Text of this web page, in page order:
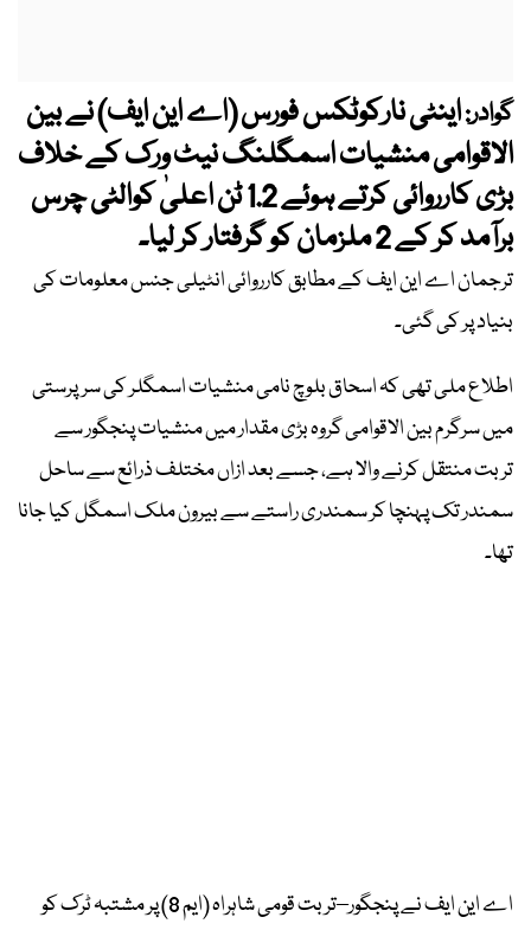
گوادر:اینٹی نارکوٹکس فورس (اے این ایف) نے بین
الاقوامی منشیات اسمگلنگ نیٹ ورک کے خلاف
بڑی کارروائی کرتے ہوئے 1.2 ٹن اعلیٰ کوالٹی چرس
برآمد کر کے 2 ملزمان کو گرفتار کر لیا۔
ترجمان اے این ایف کے مطابق کارروائی انٹیلی جنس معلومات کی
بنیاد پر کی گئی۔
اطلاع ملی تھی کہ اسحاق بلوچ نامی منشیات اسمگلر کی سرپرستی
میں سرگرم بین الاقوامی گروہ بڑی مقدار میں منشیات پنجگور سے
تربت منتقل کرنے والا ہے، جسے بعد ازاں مختلف ذرائع سے ساحل
سمندر تک پہنچا کر سمندری راستے سے بیرون ملک اسمگل کیا جانا
تھا۔
اے این ایف نے پنجگور–تربت قومی شاہراہ (ایم 8) پر مشتبہ ٹرک کو